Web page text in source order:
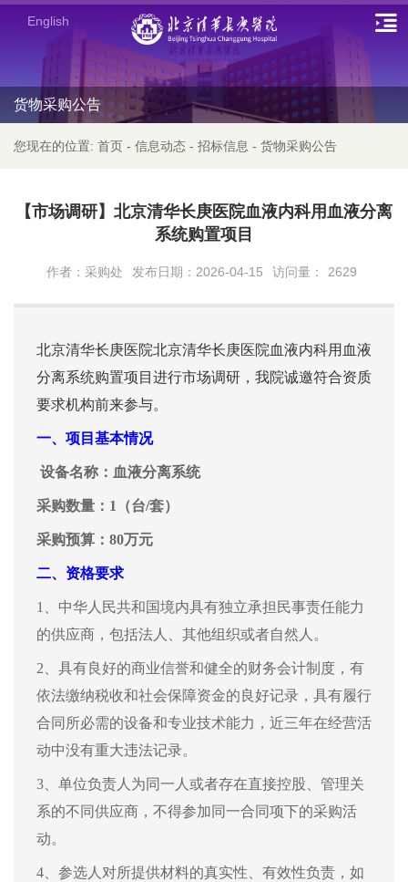
English
货物采购公告
您现在的位置: 首页 - 信息动态 - 招标信息 - 货物采购公告
【市场调研】北京清华长庚医院血液内科用血液分离
系统购置项目
作者：采购处 发布日期：2026-04-15 访问量： 2629
北京清华长庚医院北京清华长庚医院血液内科用血液
分离系统购置项目进行市场调研， 我院诚邀符合资质
要求机构前来参与。
一、 项目基本情况
设备名称：血液分离系统
采购数量：1（台/套）
采购预算：80万元
二、 资格要求
1、 中华人民共和国境内具有独立承担民事责任能力
的供应商，包括法人、其他组织或者自然人。
2、具有良好的商业信誉和健全的财务会计制度，有
依法缴纳税收和社会保障资金的良好记录，具有履行
合同所必需的设备和专业技术能力，近三年在经营活
动中没有重大违法记录。
3、单位负责人为同一人或者存在直接控股、管理关
系的不同供应商，不得参加同一合同项下的采购活
动。
4、参选人对所提供材料的真实性、有效性负责，如